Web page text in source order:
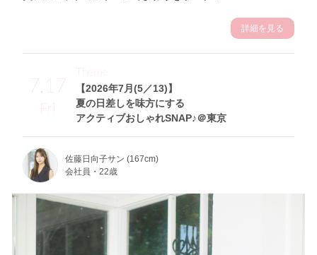
詳細を見る
7.17
Fri
【2026年7月(5／13)】
夏の日差しを味方にする
アクティブおしゃれSNAP♪＠東京
Theme
佐藤日向子サン (167cm)
会社員・22歳